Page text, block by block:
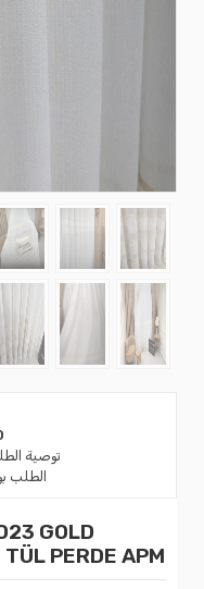
توصية
الطلب
GOLD
PERDE APM